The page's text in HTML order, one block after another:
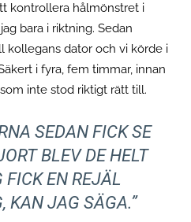
kontrollera hålmönstret i
bara i riktning. Sedan
kollegans dator och vi körde i
i fyra, fem timmar, innan
inte stod riktigt rätt till.
SEDAN FICK SE
BLEV DE HELT
EN REJÄL
KAN JAG SÄGA.”